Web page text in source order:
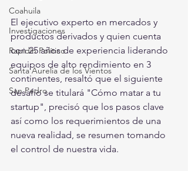
Coahuila
Investigaciones
Rapidín Político
Santa Aurelia de los Vientos
San Pedro
El ejecutivo experto en mercados y
productos derivados y quien cuenta
con 25 años de experiencia liderando
equipos de alto rendimiento en 3
continentes, resaltó que el siguiente
desafío se titulará "Cómo matar a tu
startup", precisó que los pasos clave
así como los requerimientos de una
nueva realidad, se resumen tomando
el control de nuestra vida.